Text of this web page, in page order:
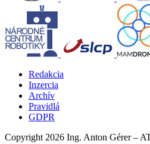
Redakcia
Inzercia
Archív
Pravidlá
GDPR
Copyright 2026 Ing. Anton Gérer –